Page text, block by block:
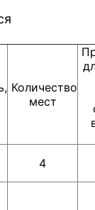
Количество
мест
4